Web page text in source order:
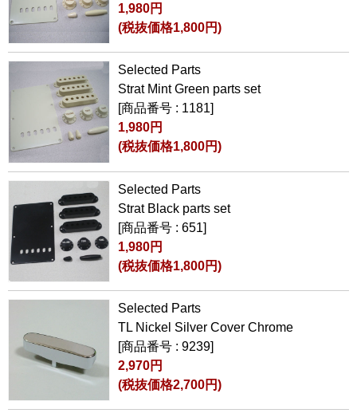
1,980円
(税抜価格1,800円)
Selected Parts
Strat Mint Green parts set
[商品番号 : 1181]
1,980円
(税抜価格1,800円)
Selected Parts
Strat Black parts set
[商品番号 : 651]
1,980円
(税抜価格1,800円)
Selected Parts
TL Nickel Silver Cover Chrome
[商品番号 : 9239]
2,970円
(税抜価格2,700円)